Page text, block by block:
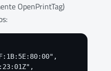
OpenPrintTag)